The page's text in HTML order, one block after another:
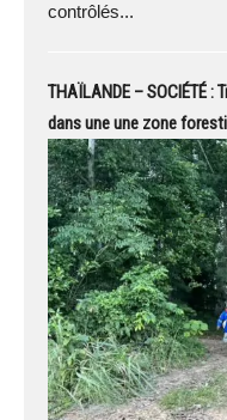
contrôlés...
THAÏLANDE – SOCIÉTÉ
dans une une zone